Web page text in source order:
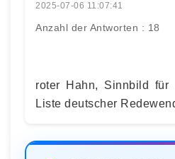
2025-07-06 11:07:41
Anzahl der Antworten : 18
roter Hahn, Sinnbild für
Liste deutscher